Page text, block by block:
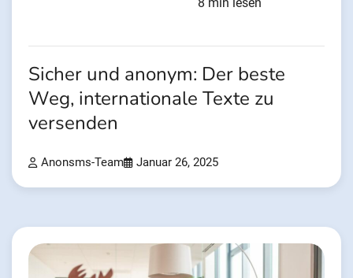
Sicher und anonym: Der beste
Weg, internationale Texte zu
versenden
Anonsms-Team Januar 26, 2025